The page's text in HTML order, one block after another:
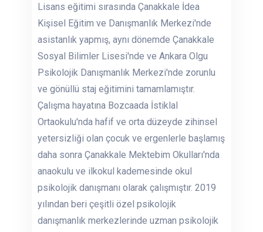
Lisans eğitimi sırasında Çanakkale İdea
Kişisel Eğitim ve Danışmanlık Merkezi'nde
asistanlık yapmış, aynı dönemde Çanakkale
Sosyal Bilimler Lisesi'nde ve Ankara Olgu
Psikolojik Danışmanlık Merkezi'nde zorunlu
ve gönüllü staj eğitimini tamamlamıştır.
Çalışma hayatına Bozcaada İstiklal
Ortaokulu'nda hafif ve orta düzeyde zihinsel
yetersizliği olan çocuk ve ergenlerle başlamış
daha sonra Çanakkale Mektebim Okulları'nda
anaokulu ve ilkokul kademesinde okul
psikolojik danışmanı olarak çalışmıştır. 2019
yılından beri çeşitli özel psikolojik
danışmanlık merkezlerinde uzman psikolojik